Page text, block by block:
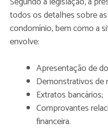
todos os detalhes sobre
condomínio, bem como a
envolve:
Apresentação de
Demonstrativos de
Extratos bancários;
Comprovantes
financeira.